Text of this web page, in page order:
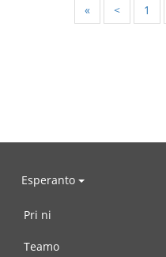
« < 1
Esperanto
Pri ni
Teamo